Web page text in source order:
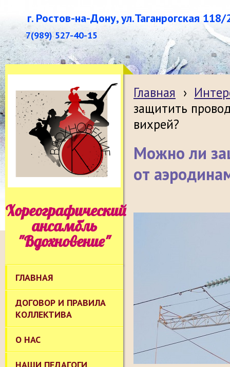
г. Ростов-на-Дону, ул.Таганрогская 118/
7(989) 527-40-15
Хореографический
ансамбль
"Вдохновение"
ГЛАВНАЯ
ДОГОВОР И ПРАВИЛА
КОЛЛЕКТИВА
О НАС
Главная ›
защитить
вихрей?
Можно ли
от